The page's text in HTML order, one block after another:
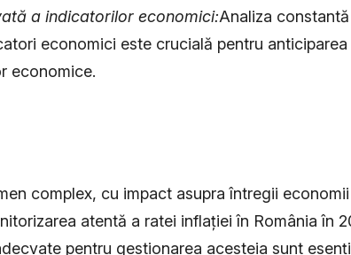
a indicatorilor economici:Analiza
economici este crucială pentru
economice.
complex, cu impact asupra întregii
atentă a ratei inflației în România în
pentru gestionarea acesteia sunt